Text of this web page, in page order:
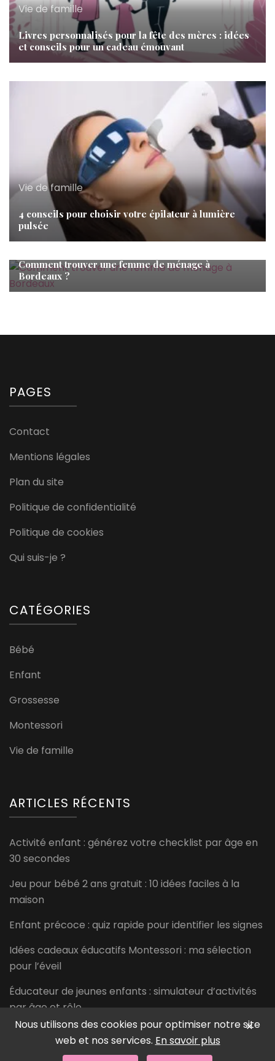
Vie de famille
Livres personnalisés pour la fête des mères : idées
et conseils pour un cadeau émouvant
Vie de famille
4 conseils pour choisir votre épilateur à lumière
pulsée
Vie de famille
Comment trouver une femme de ménage à
Bordeaux ?
PAGES
Contact
Mentions légales
Plan du site
Politique de confidentialité
Politique de cookies
Qui suis-je ?
CATÉGORIES
Bébé
Enfant
Grossesse
Montessori
Vie de famille
ARTICLES RÉCENTS
Activité enfant : générez votre checklist par âge en
30 secondes
Jeu pour bébé 2 ans gratuit : 10 idées faciles à la
maison
Enfant précoce : quiz rapide pour identifier les signes
Idées cadeaux éducatifs Montessori : ma sélection
pour l’éveil
Éducateur de jeunes enfants : simulateur d’activités
par âge et rôle
×
Nous utilisons des cookies pour optimiser notre site
web et nos services. En savoir plus